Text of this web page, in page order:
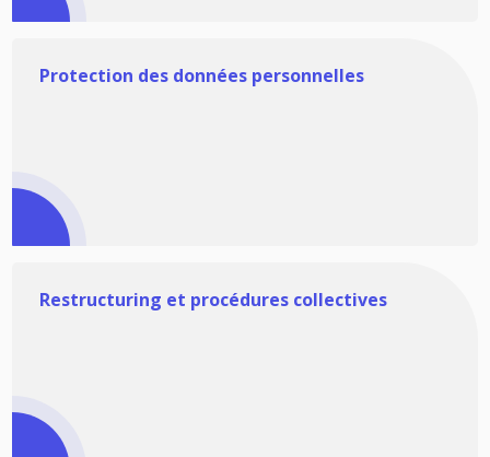
Protection des données personnelles
Restructuring et procédures collectives